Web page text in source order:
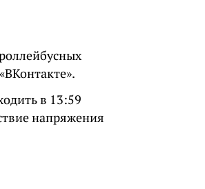
в 13:59
напряжения